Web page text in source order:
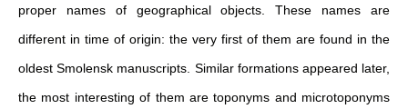
proper names of geographical objects. These names are
different in time of origin: the very first of them are found in the
oldest Smolensk manuscripts. Similar formations appeared later,
the most interesting of them are toponyms and microtoponyms